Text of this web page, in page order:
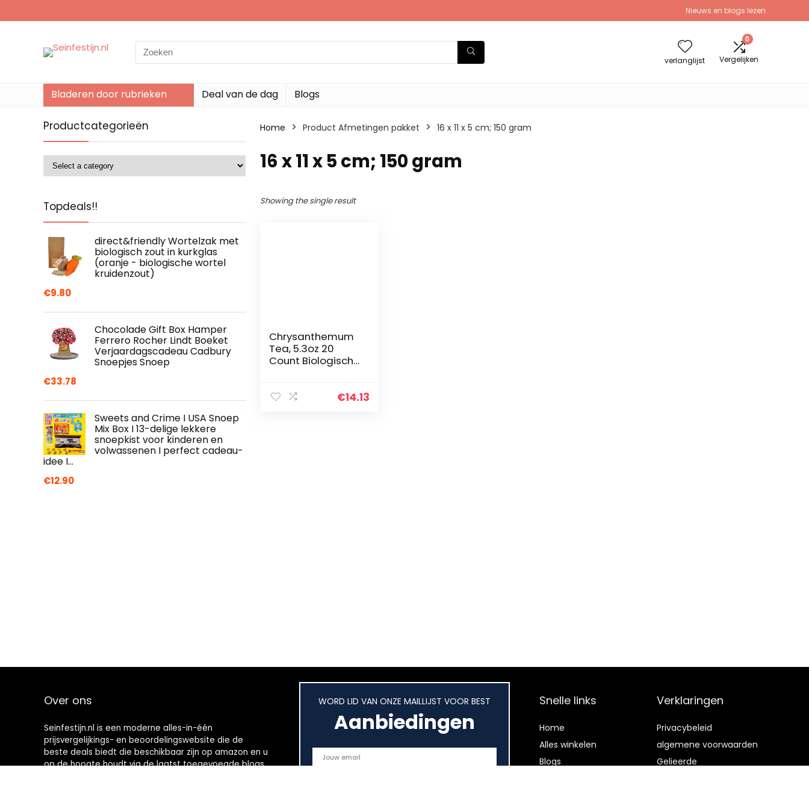
Nieuws en blogs lezen
Search
for:
verlanglijst
0
Vergelijken
Bladeren door rubrieken Deal van de dag Blogs
Productcategorieën
Topdeals!!
direct&friendly Wortelzak met
biologisch zout in kurkglas
(oranje - biologische wortel
kruidenzout)
€9.80
Chocolade Gift Box Hamper
Ferrero Rocher Lindt Boeket
Verjaardagscadeau Cadbury
Snoepjes Snoep
€33.78
Sweets and Crime I USA Snoep
Mix Box I 13-delige lekkere
snoepkist voor kinderen en
volwassenen I perfect cadeau-
idee I…
€12.90
Home Product Afmetingen pakket ‎16 x 11 x 5 cm; 150 gram
‎16 x 11 x 5 cm; 150 gram
Showing the single result
Chrysanthemum
Tea, 5.3oz 20
Count Biologische
Theezakjes met
€14.13
Over ons
Seinfestijn.nl is een moderne alles-in-één
prijsvergelijkings- en beoordelingswebsite die de
beste deals biedt die beschikbaar zijn op amazon en u
op de hoogte houdt via de laatst toegevoegde blogs.
WORD LID VAN ONZE MAILLIJST VOOR BEST
Aanbiedingen
Snelle links
Home
Alles winkelen
Blogs
Verklaringen
Privacybeleid
algemene voorwaarden
Gelieerde